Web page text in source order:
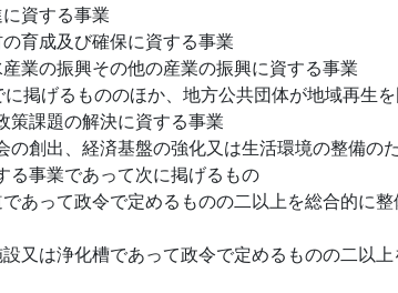
資する事業
育成及び確保に資する事業
業の振興その他の産業の振興に資する事業
に掲げるもののほか、地方公共団体が地域再生
策課題の解決に資する事業
の創出、経済基盤の強化又は生活環境の整備の
る事業であって次に掲げるもの
あって政令で定めるものの二以上を総合的に
又は浄化槽であって政令で定めるものの二以